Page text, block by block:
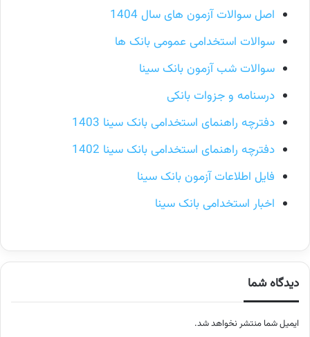
اصل سوالات آزمون های سال 1404
سوالات استخدامی عمومی بانک ها
سوالات شب آزمون بانک سینا
درسنامه و جزوات بانکی
دفترچه راهنمای استخدامی بانک سینا 1403
دفترچه راهنمای استخدامی بانک سینا 1402
فایل اطلاعات آزمون بانک سینا
اخبار استخدامی بانک سینا
دیدگاه شما
ایمیل شما منتشر نخواهد شد.